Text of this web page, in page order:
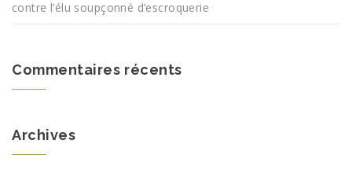
contre l’élu soupçonné d’escroquerie
Commentaires récents
Archives